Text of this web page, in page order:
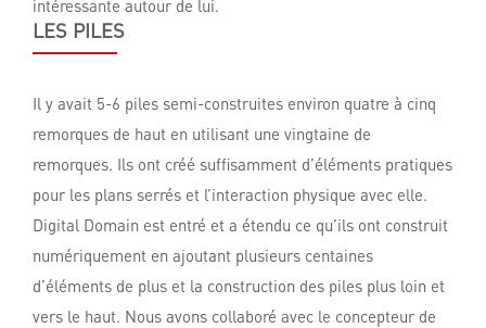
intéressante autour de lui.
LES PILES
Il y avait 5-6 piles semi-construites environ quatre à cinq
remorques de haut en utilisant une vingtaine de
remorques. Ils ont créé suffisamment d’éléments pratiques
pour les plans serrés et l’interaction physique avec elle.
Digital Domain est entré et a étendu ce qu’ils ont construit
numériquement en ajoutant plusieurs centaines
d’éléments de plus et la construction des piles plus loin et
vers le haut. Nous avons collaboré avec le concepteur de